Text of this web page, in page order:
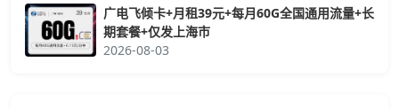
广电飞倾卡+月租39元+每月60G全国通用流量+长
期套餐+仅发上海市
2026-08-03